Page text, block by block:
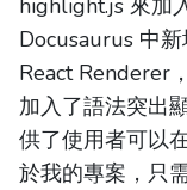
Docusaurus 中
React Renderer
加入了語法突出
供了使用者可以
於我的專案，只